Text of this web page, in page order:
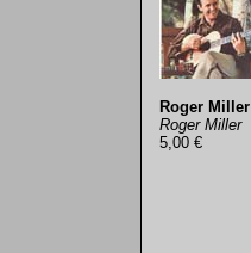
Roger Miller
Roger Miller
5,00 €